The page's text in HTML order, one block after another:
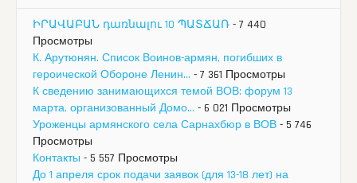
ԻՐԱՎԱԲԱՆ դառնալու 10 ՊԱՏՃԱՌ - 7 440
Просмотры
К. Арутюнян. Список Воинов-армян, погибших в
героической Обороне Ленин... - 7 361 Просмотры
К сведению занимающихся темой ВОВ: форум 13
марта, организованный Домо... - 6 021 Просмотры
Уроженцы армянского села Сарнахбюр в ВОВ - 5 746
Просмотры
Контакты - 5 557 Просмотры
До 1 апреля срок подачи заявок (для 13-18 лет) на